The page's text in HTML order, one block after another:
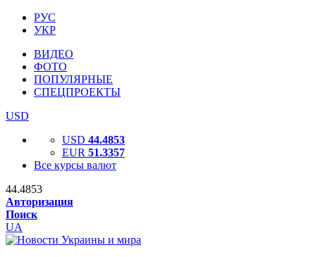
РУС
УКР
ВИДЕО
ФОТО
ПОПУЛЯРНЫЕ
СПЕЦПРОЕКТЫ
USD
USD 44.4853
EUR 51.3357
Все курсы валют
44.4853
Авторизация
Поиск
UA